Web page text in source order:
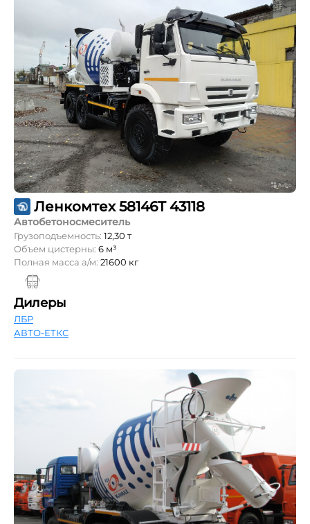
Ленкомтех 58146T 43118
Автобетоносмеситель
Грузоподъемность: 12,30 т
Объем цистерны: 6 м³
Полная масса а/м: 21600 кг
Дилеры
ЛБР
АВТО-ЕТКС